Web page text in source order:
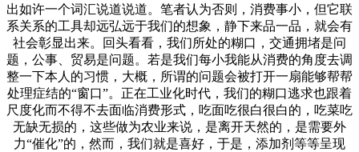
出如许一个词汇说道说道。笔者认为否则，消费事小，但它联
系关系的工具却远弘远于我们的想象，静下来品一品，就会有
社会彰显出来。回头看看，我们所处的糊口，交通拥堵是问
题，公事、贸易是问题。若是我们每小我能从消费的角度去调
整一下本人的习惯，大概，所谓的问题会被打开一扇能够帮帮
处理症结的“窗口”。正在工业化时代，我们的糊口逃求也跟着
尺度化而不得不去面临消费形式，吃面吃很白很白的，吃菜吃
无缺无损的，这些做为农业来说，是离开天然的，是需要外
力“催化”的，然而，我们就是喜好，于是，添加剂等等呈现